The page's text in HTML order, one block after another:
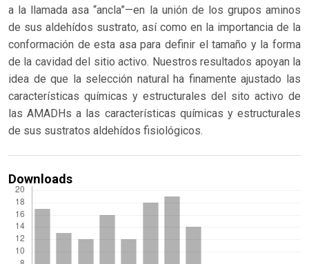
a la llamada asa “ancla”—en la unión de los grupos aminos
de sus aldehídos sustrato, así como en la importancia de la
conformación de esta asa para definir el tamaño y la forma
de la cavidad del sitio activo. Nuestros resultados apoyan la
idea de que la selección natural ha finamente ajustado las
características químicas y estructurales del sito activo de
las AMADHs a las características químicas y estructurales
de sus sustratos aldehídos fisiológicos.
Downloads